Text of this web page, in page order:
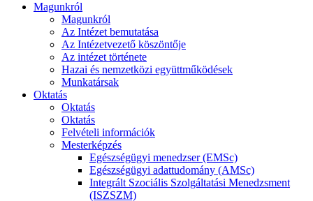
Magunkról
Magunkról
Az Intézet bemutatása
Az Intézetvezető köszöntője
Az intézet története
Hazai és nemzetközi együttműködések
Munkatársak
Oktatás
Oktatás
Oktatás
Felvételi információk
Mesterképzés
Egészségügyi menedzser (EMSc)
Egészségügyi adattudomány (AMSc)
Integrált Szociális Szolgáltatási Menedzsment
(ISZSZM)